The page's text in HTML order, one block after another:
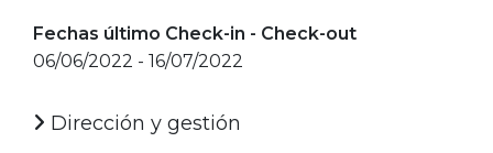
Fechas último Check-in - Check-out
06/06/2022 - 16/07/2022
Dirección y gestión